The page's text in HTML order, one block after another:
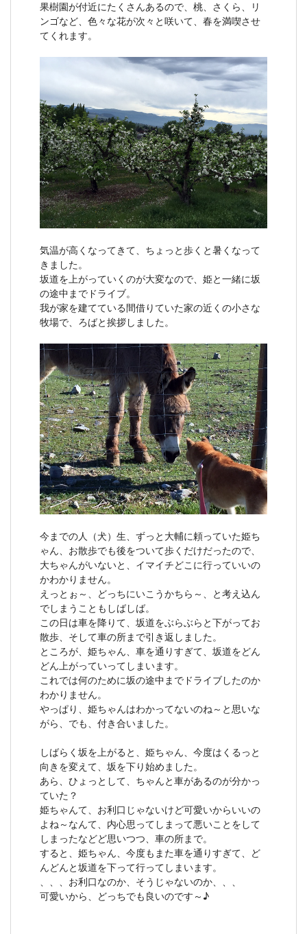
果樹園が付近にたくさんあるので、桃、さくら、リ
ンゴなど、色々な花が次々と咲いて、春を満喫させ
てくれます。
気温が高くなってきて、ちょっと歩くと暑くなって
きました。
坂道を上がっていくのが大変なので、姫と一緒に坂
の途中までドライブ。
我が家を建てている間借りていた家の近くの小さな
牧場で、ろばと挨拶しました。
今までの人（犬）生、ずっと大輔に頼っていた姫ち
ゃん、お散歩でも後をついて歩くだけだったので、
大ちゃんがいないと、イマイチどこに行っていいの
かわかりません。
えっとぉ～、どっちにいこうかちら～、と考え込ん
でしまうこともしばしば。
この日は車を降りて、坂道をぶらぶらと下がってお
散歩、そして車の所まで引き返しました。
ところが、姫ちゃん、車を通りすぎて、坂道をどん
どん上がっていってしまいます。
これでは何のために坂の途中までドライブしたのか
わかりません。
やっぱり、姫ちゃんはわかってないのね～と思いな
がら、でも、付き合いました。
しばらく坂を上がると、姫ちゃん、今度はくるっと
向きを変えて、坂を下り始めました。
あら、ひょっとして、ちゃんと車があるのが分かっ
ていた？
姫ちゃんて、お利口じゃないけど可愛いからいいの
よね～なんて、内心思ってしまって悪いことをして
しまったなどど思いつつ、車の所まで。
すると、姫ちゃん、今度もまた車を通りすぎて、ど
んどんと坂道を下って行ってしまいます。
、、、お利口なのか、そうじゃないのか、、、
可愛いから、どっちでも良いのです～♪